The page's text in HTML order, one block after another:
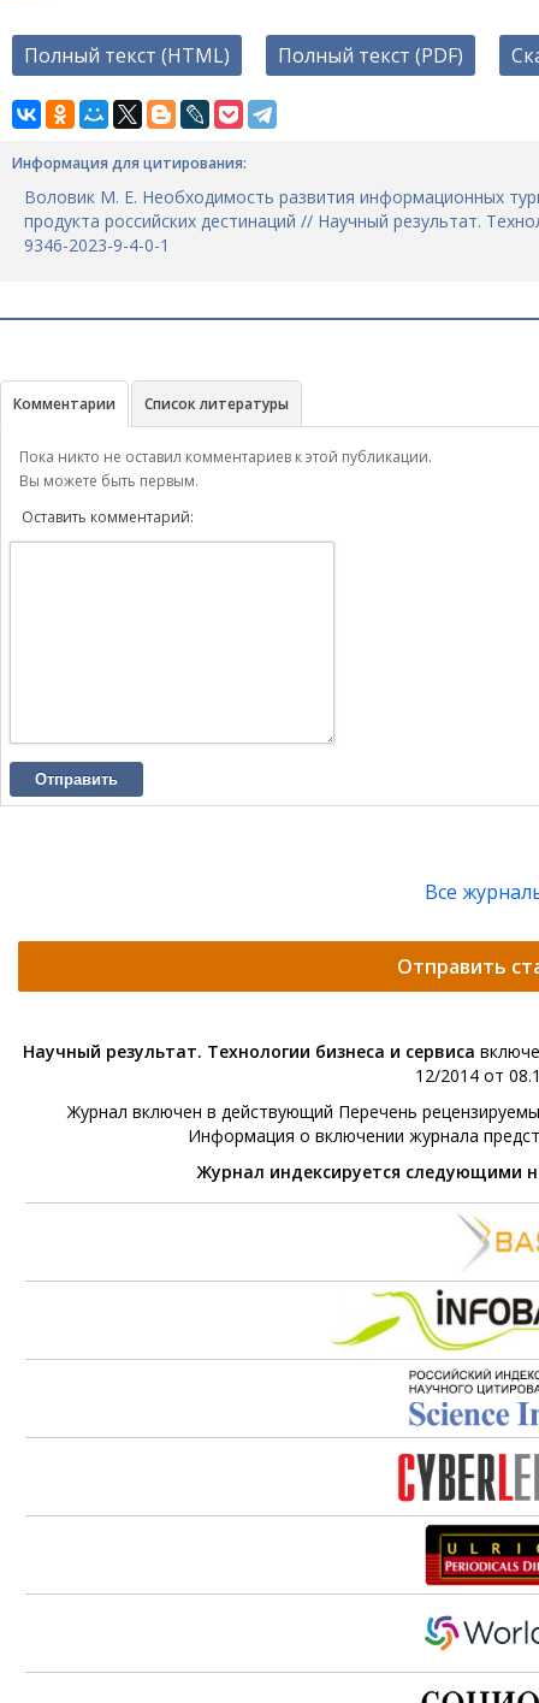
Полный текст (HTML) Полный текст (PDF)
Информация для цитирования:
Воловик М. Е. Необходимость развития информационных
продукта российских дестинаций // Научный результат.
9346-2023-9-4-0-1
Комментарии Список литературы
Пока никто не оставил комментариев к этой публикации.
Вы можете быть первым.
Оставить комментарий:
Отправить
Все
Отправить
Научный результат. Технологии бизнеса и сервиса
12/2014 от
Журнал включен в действующий Перечень
Информация о включении журнала
Журнал индексируется следующими